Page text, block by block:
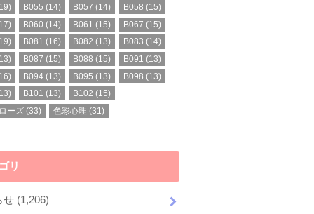
B055 (14) B057 (14) B058 (15)
B060 (14) B061 (15) B067 (15)
B081 (16) B082 (13) B083 (14)
B087 (15) B088 (15) B091 (13)
B094 (13) B095 (13) B098 (13)
B101 (13) B102 (15)
ーズ (33) 色彩心理 (31)
リ
せ (1,206)